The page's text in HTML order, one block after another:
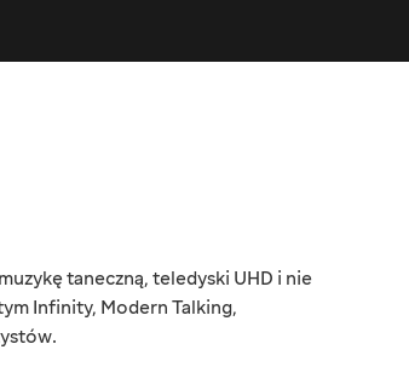
taneczną, teledyski UHD i nie
Infinity, Modern Talking,